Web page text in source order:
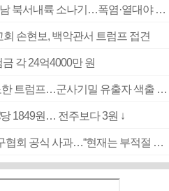
부산 울산 경남 구름 많고 경남 북서내륙 소나기…폭염·열대야 계속
회 손현보, 백악관서 트럼프 접견
각 24억4000만 원
‘탄약 부족 사태’ 보도에 격노한 트럼프…군사기밀 유출자 색출 지시
1849원… 전주보다 3원 ↓
[속보] ‘심판 성접대’ 논란 축구협회 공식 사과…“현재는 부적절 행위 없어”